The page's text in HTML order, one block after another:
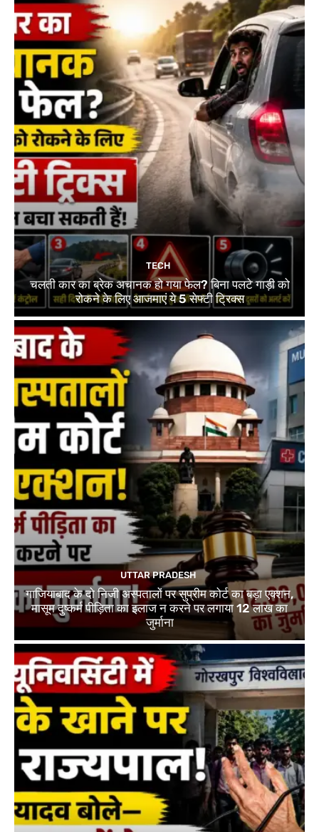
TECH
चलती कार का ब्रेक अचानक हो गया फेल? बिना पलटे गाड़ी को
रोकने के लिए आजमाएं ये 5 सेफ्टी ट्रिक्स
UTTAR PRADESH
गाजियाबाद के दो निजी अस्पतालों पर सुप्रीम कोर्ट का बड़ा एक्शन,
मासूम दुष्कर्म पीड़िता का इलाज न करने पर लगाया 12 लाख का
जुर्माना